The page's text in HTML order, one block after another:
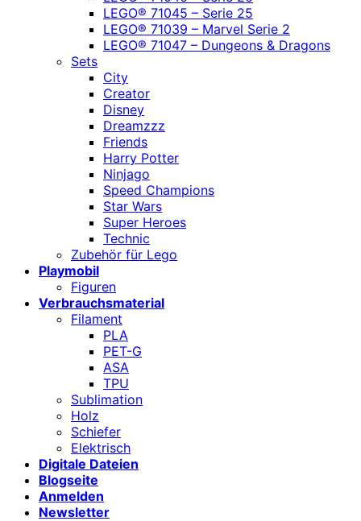
LEGO® 71045 – Serie 25
LEGO® 71039 – Marvel Serie 2
LEGO® 71047 – Dungeons & Dragons
Sets
City
Creator
Disney
Dreamzzz
Friends
Harry Potter
Ninjago
Speed Champions
Star Wars
Super Heroes
Technic
Zubehör für Lego
Playmobil
Figuren
Verbrauchsmaterial
Filament
PLA
PET-G
ASA
TPU
Sublimation
Holz
Schiefer
Elektrisch
Digitale Dateien
Blogseite
Anmelden
Newsletter